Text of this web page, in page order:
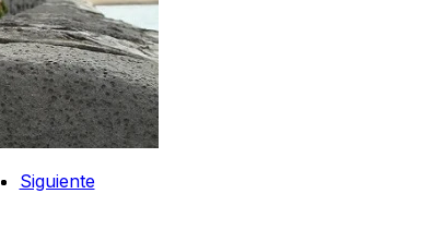
Siguiente